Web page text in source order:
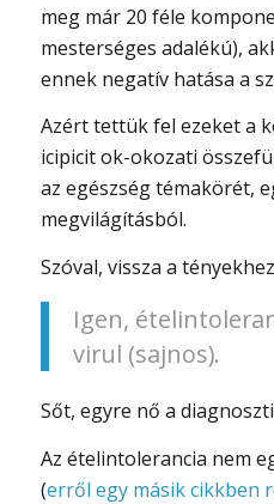
meg már 20 féle
mesterséges adalékú),
ennek negatív hatása a
Azért tettük fel ezeket a
icipicit ok-okozati
az egészség témakörét,
megvilágításból.
Szóval, vissza a
Igen,
virul (sajnos).
Sőt, egyre nő a
Az ételintolerancia nem
(erről egy másik cikkben